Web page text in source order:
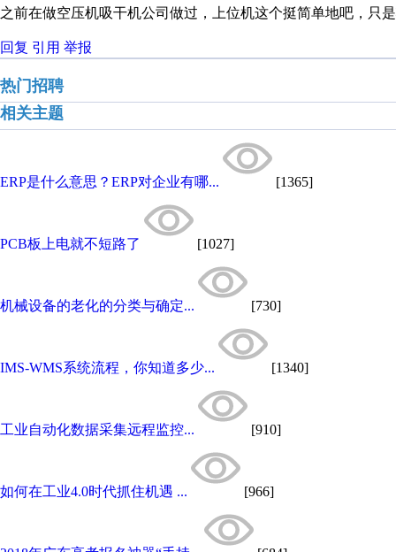
之前在做空压机吸干机公司做过，上位机这个挺简单地吧，只
回复 引用 举报
热门招聘
相关主题
ERP是什么意思？ERP对企业有哪... [1365]
PCB板上电就不短路了 [1027]
机械设备的老化的分类与确定... [730]
IMS-WMS系统流程，你知道多少... [1340]
工业自动化数据采集远程监控... [910]
如何在工业4.0时代抓住机遇 ... [966]